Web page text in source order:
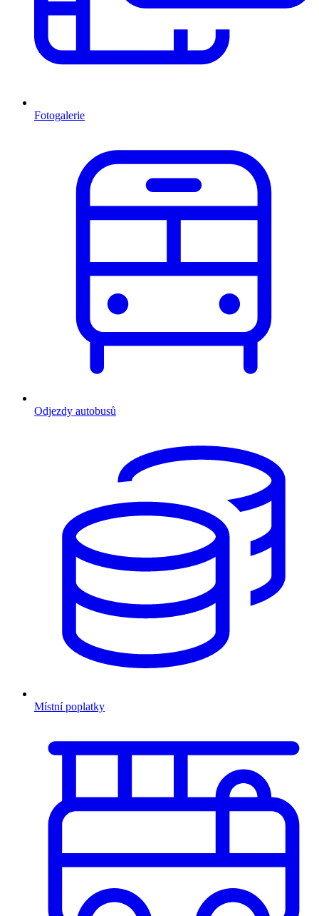
Fotogalerie
Odjezdy autobusů
Místní poplatky